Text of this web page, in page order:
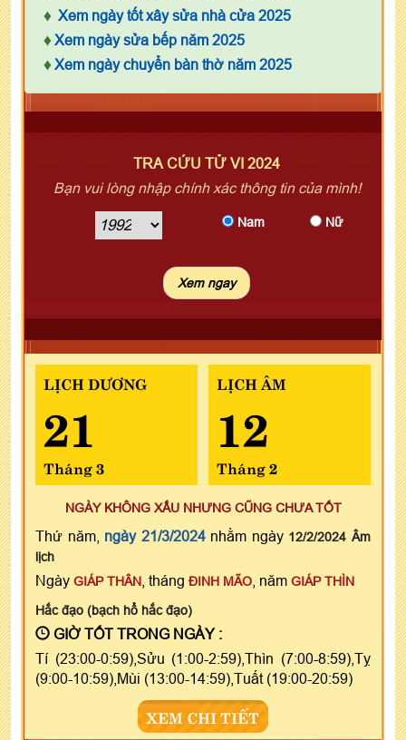
♦ Xem ngày tốt xây sửa nhà cửa 2025
♦ Xem ngày sửa bếp năm 2025
♦ Xem ngày chuyển bàn thờ năm 2025
TRA CỨU TỬ VI 2024
Bạn vui lòng nhập chính xác thông tin của mình!
Nam Nữ
LỊCH DƯƠNG
21
Tháng 3
LỊCH ÂM
12
Tháng 2
NGÀY KHÔNG XẤU NHƯNG CŨNG CHƯA TỐT
Thứ năm, ngày 21/3/2024nhằm ngày 12/2/2024 Âm
lịch
Ngày GIÁP THÂN , tháng ĐINH MÃO , năm GIÁP THÌN
Hắc đạo (bạch hổ hắc đạo)
GIỜ TỐT TRONG NGÀY :
Tí (23:00-0:59),Sửu (1:00-2:59),Thìn (7:00-8:59),Tỵ
(9:00-10:59),Mùi (13:00-14:59),Tuất (19:00-20:59)
XEM CHI TIẾT